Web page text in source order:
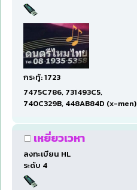
กระทู้: 1723
7475C786, 731493C5,
740C329B, 448AB84D (x-men)
เหยี่ยวเวหา
ลงทะเบียน HL
ระดับ 4